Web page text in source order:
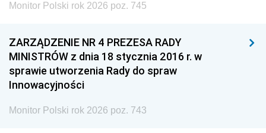
Monitor Polski rok 2026 poz. 745
ZARZĄDZENIE NR 4 PREZESA RADY
MINISTRÓW z dnia 18 stycznia 2016 r. w
sprawie utworzenia Rady do spraw
Innowacyjności
Monitor Polski rok 2026 poz. 743